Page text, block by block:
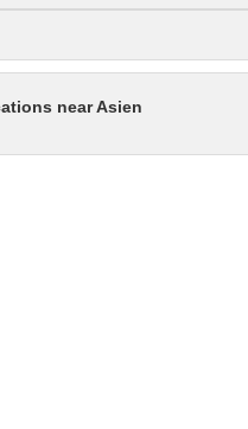
near Asien